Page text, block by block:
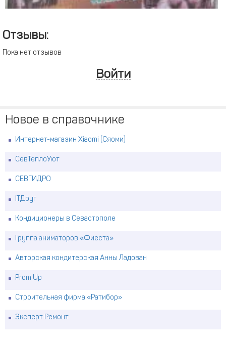
Отзывы:
Пока нет отзывов
Войти
Новое в справочнике
Интернет-магазин Xiaomi (Сяоми)
СевТеплоУют
СЕВГИДРО
ITДруг
Кондиционеры в Севастополе
Группа аниматоров «Фиеста»
Авторская кондитерская Анны Ладован
Prom Up
Строительная фирма «Ратибор»
Эксперт Ремонт